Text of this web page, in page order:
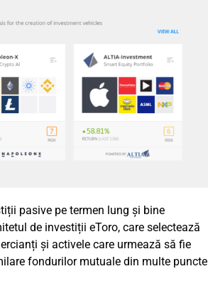
pasive pe termen lung și bine
de investiții eToro, care selectează
și activele care urmează să fie
fondurilor mutuale din multe puncte